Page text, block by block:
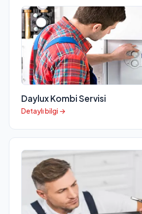
Daylux Kombi Servisi
Detaylı bilgi →